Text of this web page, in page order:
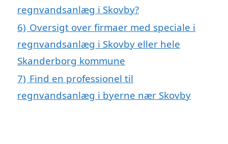
regnvandsanlæg i Skovby?
6) Oversigt over firmaer med speciale i
regnvandsanlæg i Skovby eller hele
Skanderborg kommune
7) Find en professionel til
regnvandsanlæg i byerne nær Skovby